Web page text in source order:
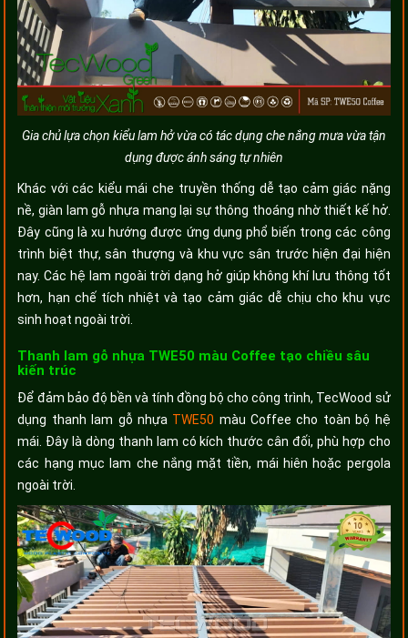
Gia chủ lựa chọn kiểu lam hở vừa có tác dụng che nắng mưa vừa tận
dụng được ánh sáng tự nhiên
Khác với các kiểu mái che truyền thống dễ tạo cảm giác nặng
nề, giàn lam gỗ nhựa mang lại sự thông thoáng nhờ thiết kế hở.
Đây cũng là xu hướng được ứng dụng phổ biến trong các công
trình biệt thự, sân thượng và khu vực sân trước hiện đại hiện
nay. Các hệ lam ngoài trời dạng hở giúp không khí lưu thông tốt
hơn, hạn chế tích nhiệt và tạo cảm giác dễ chịu cho khu vực
sinh hoạt ngoài trời.
Thanh lam gỗ nhựa TWE50 màu Coffee tạo chiều sâu
kiến trúc
Để đảm bảo độ bền và tính đồng bộ cho công trình, TecWood sử
dụng thanh lam gỗ nhựa TWE50 màu Coffee cho toàn bộ hệ
mái. Đây là dòng thanh lam có kích thước cân đối, phù hợp cho
các hạng mục lam che nắng mặt tiền, mái hiên hoặc pergola
ngoài trời.